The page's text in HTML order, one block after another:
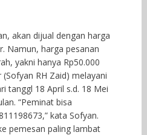
akan dijual dengan harga
Namun, harga pesanan
yakni hanya Rp50.000
RH Zaid) melayani
tanggl 18 April s.d. 18 Mei
“Peminat bisa
kata Sofyan.
pemesan paling lambat